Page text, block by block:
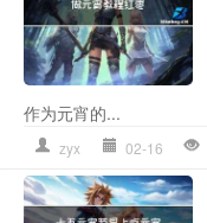
作为元宵的...
zyx 02-16